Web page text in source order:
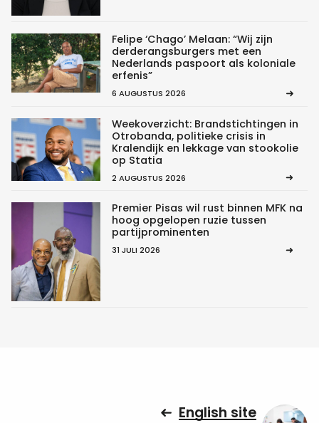
Felipe ‘Chago’ Melaan: “Wij zijn
derderangsburgers met een
Nederlands paspoort als koloniale
erfenis”
6 AUGUSTUS 2026
Weekoverzicht: Brandstichtingen in
Otrobanda, politieke crisis in
Kralendijk en lekkage van stookolie
op Statia
2 AUGUSTUS 2026
Premier Pisas wil rust binnen MFK na
hoog opgelopen ruzie tussen
partijprominenten
31 JULI 2026
English site